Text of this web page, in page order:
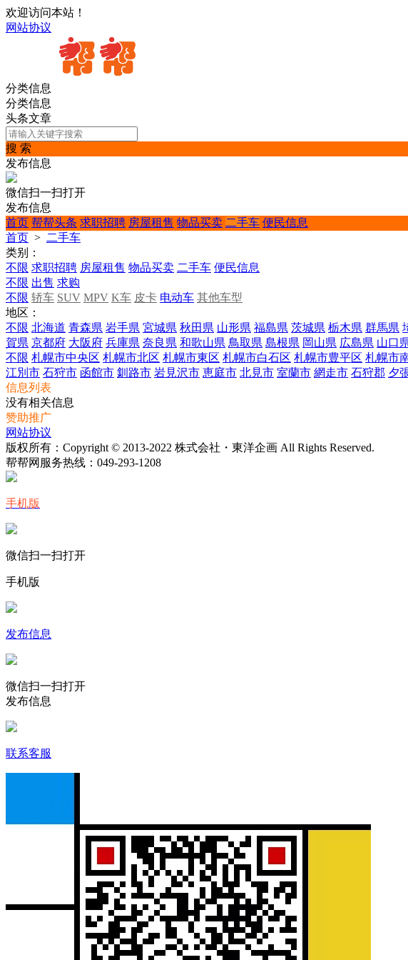
欢迎访问本站！
网站协议
分类信息
分类信息
头条文章
搜 索
发布信息
微信扫一扫打开
发布信息
首页 帮帮头条 求职招聘 房屋租售 物品买卖 二手车 便民信息
首页 > 二手车
类别：
不限 求职招聘 房屋租售 物品买卖 二手车 便民信息
不限 出售 求购
不限 轿车 SUV MPV K车 皮卡 电动车 其他车型
地区：
不限 北海道 青森県 岩手県 宮城県 秋田県 山形県 福島県 茨城県 栃木県 群馬県
賀県 京都府 大阪府 兵庫県 奈良県 和歌山県 鳥取県 島根県 岡山県 広島県 山口
不限 札幌市中央区 札幌市北区 札幌市東区 札幌市白石区 札幌市豊平区 札幌市
江別市 石狩市 函館市 釧路市 岩見沢市 恵庭市 北見市 室蘭市 網走市 石狩郡 夕
信息列表
没有相关信息
赞助推广
网站协议
版权所有：Copyright © 2013-2022 株式会社・東洋企画 All Rights Reserved.
帮帮网服务热线： 049-293-1208
手机版
微信扫一扫打开
手机版
发布信息
微信扫一扫打开
发布信息
联系客服